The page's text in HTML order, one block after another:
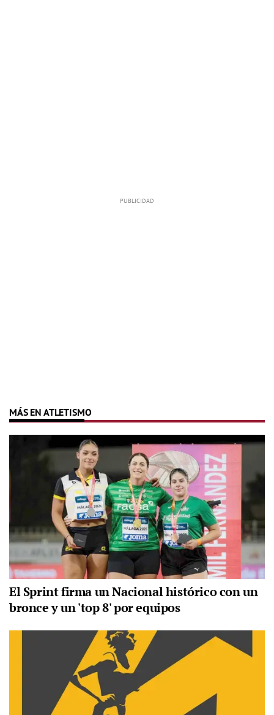
MÁS EN ATLETISMO
El Sprint firma un Nacional histórico con un
bronce y un 'top 8' por equipos